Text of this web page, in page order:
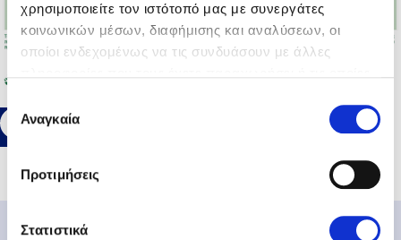
χρησιμοποιείτε τον ιστότοπό μας με συνεργάτες
κοινωνικών μέσων, διαφήμισης και αναλύσεων, οι
οποίοι ενδεχομένως να τις συνδυάσουν με άλλες
των υπηρεσιών τους.
συγκατάθεσης
Αναγκαία
Προτιμήσεις
Στατιστικά